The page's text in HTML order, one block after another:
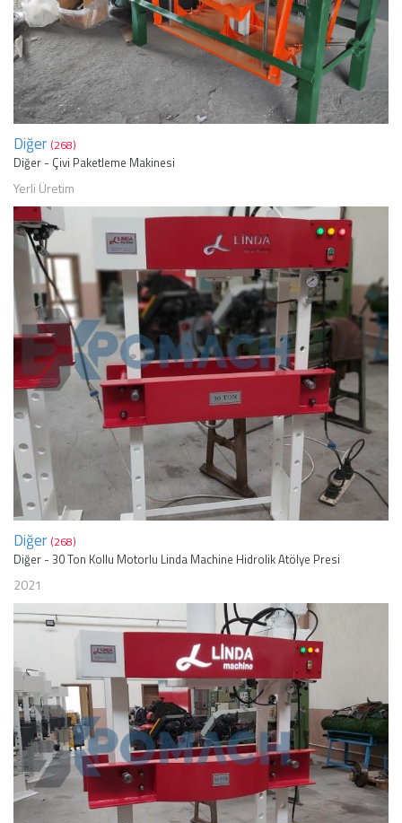
Diğer (268)
Diğer - Çivi Paketleme Makinesi
Yerli Üretim
Diğer (268)
Diğer - 30 Ton Kollu Motorlu Linda Machine Hidrolik Atölye Presi
2021